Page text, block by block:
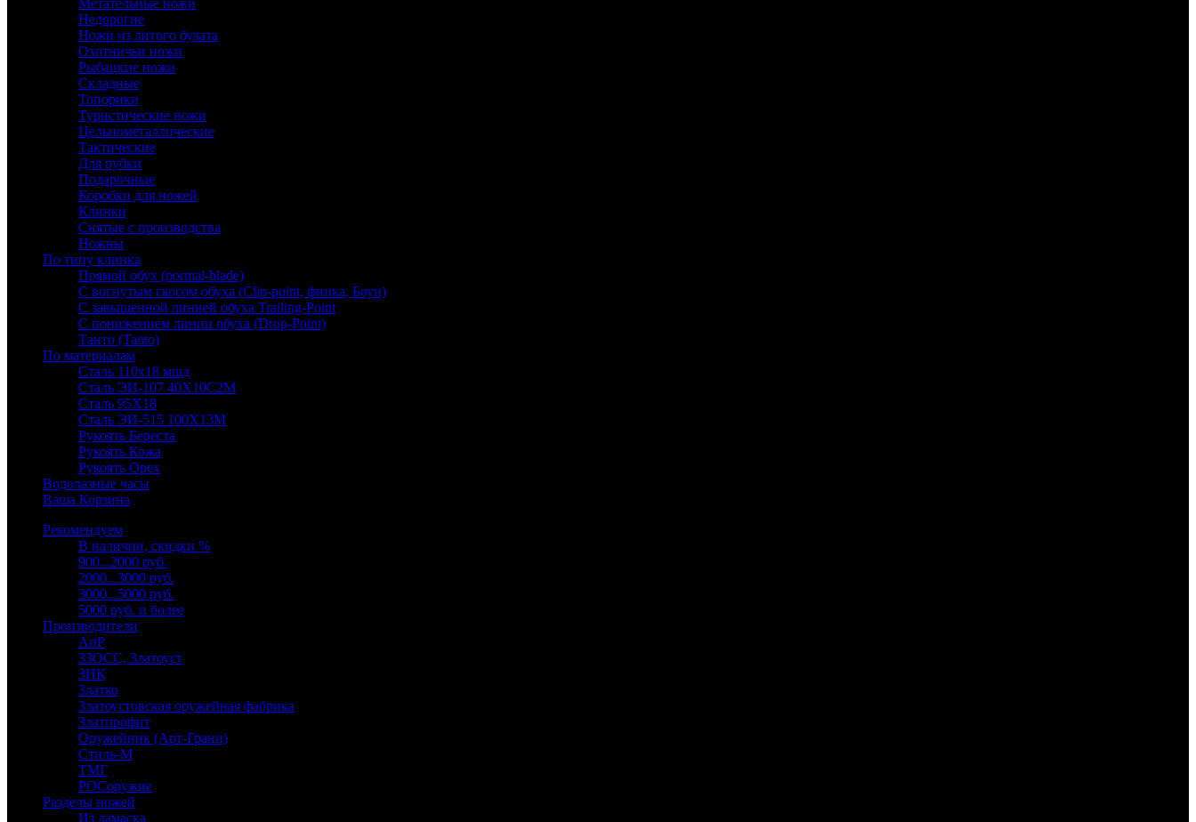
Метательные ножи
Недорогие
Ножи из литого булата
Охотничьи ножи
Рыбацкие ножи
Складные
Топорики
Туристические ножи
Цельнометаллические
Тактические
Для рубки
Подарочные
Коробки для ножей
Клинки
Снятые с производства
Ножны
По типу клинка
Прямой обух (normal-blade)
С вогнутым скосом обуха (Clip-point, финка, Боуи)
С завышенной линией обуха Trailing-Point
С понижением линии обуха (Drop-Point)
Танто (Tanto)
По материалам
Сталь 110х18 мшд
Сталь ЭИ-107 40Х10С2М
Сталь 95Х18
Сталь ЭИ-515 100Х13М
Рукоять Береста
Рукоять Кожа
Рукоять Орех
Водолазные часы
Ваша Корзина
Рекомендуем
В наличии, скидки %
900...2000 руб.
2000...3000 руб.
3000...5000 руб.
5000 руб. и более
Производители
АиР
ЗЗОСС, Златоуст
ЗИК
Златко
Златоустовская оружейная фабрика
Златпрофит
Оружейник (Арт-Грани)
Стиль-М
ТМГ
РОСоружие
Разделы ножей
Из дамаска